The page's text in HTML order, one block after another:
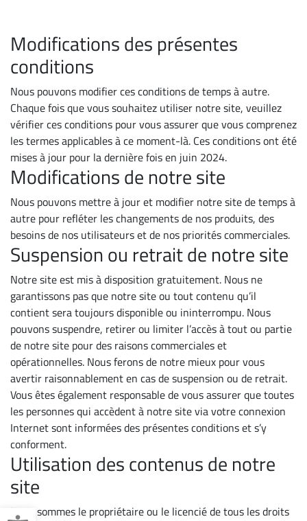
Ouvrir la barre d’outils
Modifications des présentes
conditions
Nous pouvons modifier ces conditions de temps à autre.
Chaque fois que vous souhaitez utiliser notre site, veuillez
vérifier ces conditions pour vous assurer que vous comprenez
les termes applicables à ce moment-là. Ces conditions ont été
mises à jour pour la dernière fois en juin 2024.
Modifications de notre site
Nous pouvons mettre à jour et modifier notre site de temps à
autre pour refléter les changements de nos produits, des
besoins de nos utilisateurs et de nos priorités commerciales.
Suspension ou retrait de notre site
Notre site est mis à disposition gratuitement. Nous ne
garantissons pas que notre site ou tout contenu qu’il
contient sera toujours disponible ou ininterrompu. Nous
pouvons suspendre, retirer ou limiter l’accès à tout ou partie
de notre site pour des raisons commerciales et
opérationnelles. Nous ferons de notre mieux pour vous
avertir raisonnablement en cas de suspension ou de retrait.
Vous êtes également responsable de vous assurer que toutes
les personnes qui accèdent à notre site via votre connexion
Internet sont informées des présentes conditions et s’y
conforment.
Utilisation des contenus de notre
site
Nous sommes le propriétaire ou le licencié de tous les droits